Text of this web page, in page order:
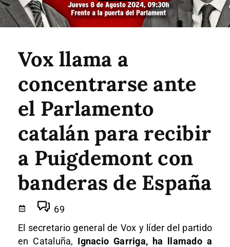
Vox llama a
concentrarse ante
el Parlamento
catalán para recibir
a Puigdemont con
banderas de España
69
El secretario general de Vox y líder del partido
en Cataluña, Ignacio Garriga, ha llamado a